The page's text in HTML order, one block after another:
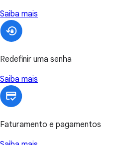
Saiba mais
Redefinir uma senha
Saiba mais
Faturamento e pagamentos